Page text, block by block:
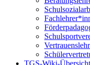
TGS-Wiki-